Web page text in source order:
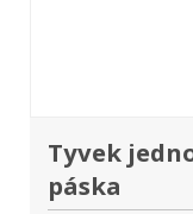
Tyvek
páska